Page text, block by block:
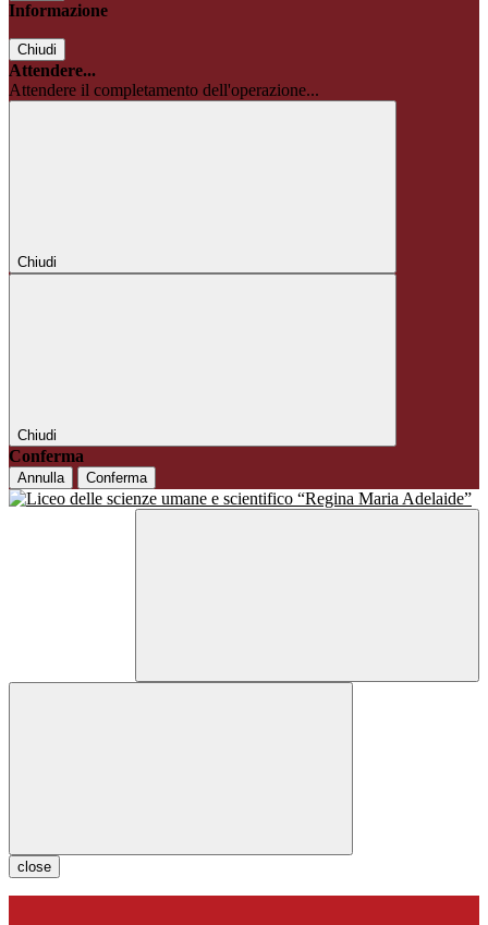
Informazione
Chiudi
Attendere...
Attendere il completamento dell'operazione...
Chiudi
Chiudi
Conferma
Annulla Conferma
close